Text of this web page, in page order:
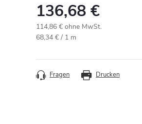
136,68 €
114,86 € ohne MwSt.
Verkaufspreis:
68,34 € / 1 m
Drucken
Fragen